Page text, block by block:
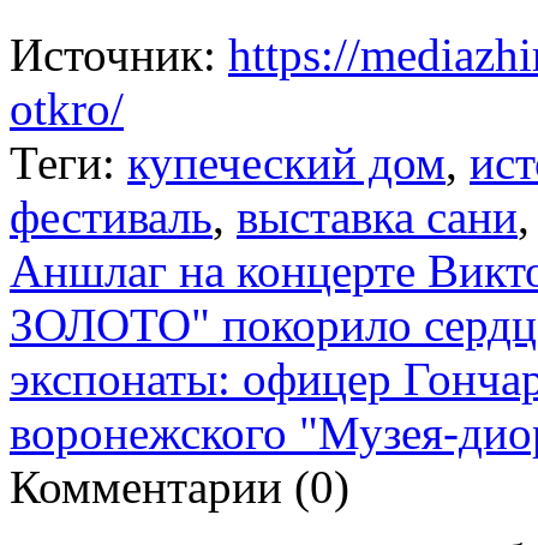
Источник: https://
otkro/
Теги: купеческий дом,
фестиваль, выставка сани
Аншлаг на концерте
ЗОЛОТО" покорило
экспонаты: офицер
воронежского "Музея-
Комментарии (0)